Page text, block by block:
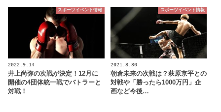
スポーツイベント情報
2022.9.14
井上尚弥の次戦が決定！12月に
開催の4団体統一戦でバトラーと
対戦！
スポーツイベント情報
2021.8.30
朝倉未来の次戦は？萩原京平との
対戦や「勝ったら1000万円」企
画など今後…